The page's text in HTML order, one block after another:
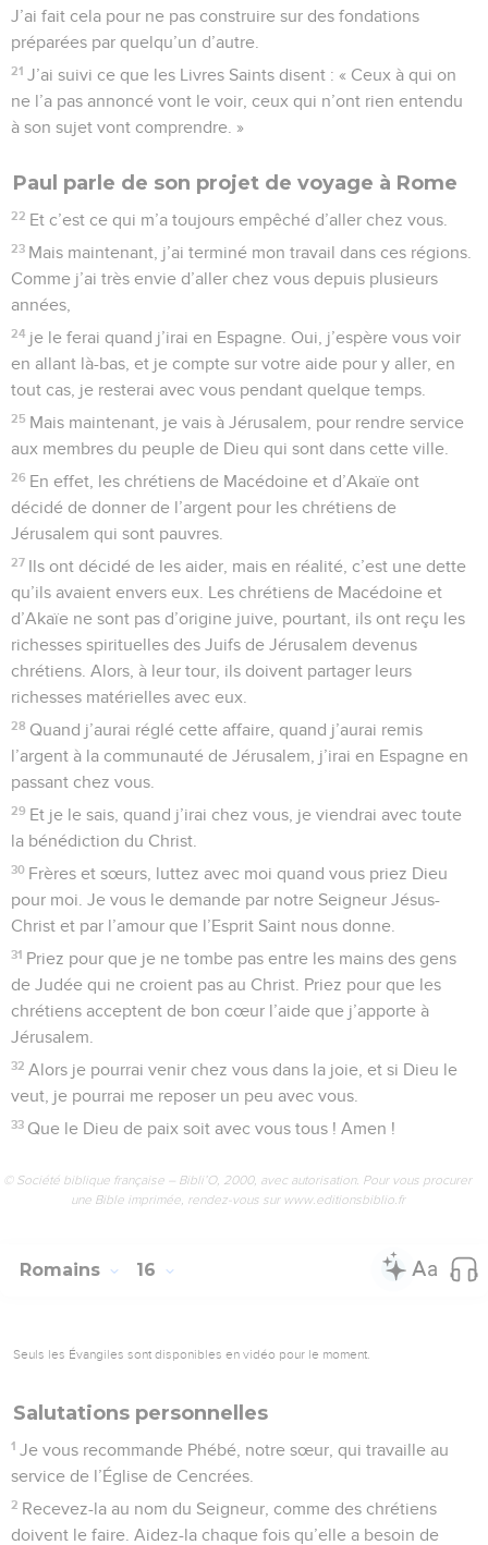
J’ai fait cela pour ne pas construire sur des fondations
préparées par quelqu’un d’autre.
21 J’ai suivi ce que les Livres Saints disent : « Ceux à qui on
ne l’a pas annoncé vont le voir, ceux qui n’ont rien entendu
à son sujet vont comprendre. »
Paul parle de son projet de voyage à Rome
22 Et c’est ce qui m’a toujours empêché d’aller chez vous.
23 Mais maintenant, j’ai terminé mon travail dans ces régions.
Comme j’ai très envie d’aller chez vous depuis plusieurs
années,
24 je le ferai quand j’irai en Espagne. Oui, j’espère vous voir
en allant là-bas, et je compte sur votre aide pour y aller, en
tout cas, je resterai avec vous pendant quelque temps.
25 Mais maintenant, je vais à Jérusalem, pour rendre service
aux membres du peuple de Dieu qui sont dans cette ville.
26 En effet, les chrétiens de Macédoine et d’Akaïe ont
décidé de donner de l’argent pour les chrétiens de
Jérusalem qui sont pauvres.
27 Ils ont décidé de les aider, mais en réalité, c’est une dette
qu’ils avaient envers eux. Les chrétiens de Macédoine et
d’Akaïe ne sont pas d’origine juive, pourtant, ils ont reçu les
richesses spirituelles des Juifs de Jérusalem devenus
chrétiens. Alors, à leur tour, ils doivent partager leurs
richesses matérielles avec eux.
28 Quand j’aurai réglé cette affaire, quand j’aurai remis
l’argent à la communauté de Jérusalem, j’irai en Espagne en
passant chez vous.
29 Et je le sais, quand j’irai chez vous, je viendrai avec toute
la bénédiction du Christ.
30 Frères et sœurs, luttez avec moi quand vous priez Dieu
pour moi. Je vous le demande par notre Seigneur Jésus-
Christ et par l’amour que l’Esprit Saint nous donne.
31 Priez pour que je ne tombe pas entre les mains des gens
de Judée qui ne croient pas au Christ. Priez pour que les
chrétiens acceptent de bon cœur l’aide que j’apporte à
Jérusalem.
32 Alors je pourrai venir chez vous dans la joie, et si Dieu le
veut, je pourrai me reposer un peu avec vous.
33 Que le Dieu de paix soit avec vous tous ! Amen !
© Société biblique française – Bibli’O, 2000, avec autorisation. Pour vous procurer
une Bible imprimée, rendez-vous sur www.editionsbiblio.fr
Romains 16
Seuls les Évangiles sont disponibles en vidéo pour le moment.
Salutations personnelles
1 Je vous recommande Phébé, notre sœur, qui travaille au
service de l’Église de Cencrées.
2 Recevez-la au nom du Seigneur, comme des chrétiens
doivent le faire. Aidez-la chaque fois qu’elle a besoin de